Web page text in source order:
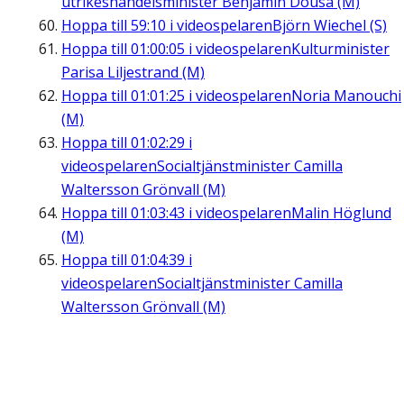
Hoppa till 59:10 i videospelarenBjörn Wiechel (S)
Hoppa till 01:00:05 i videospelarenKulturminister
Parisa Liljestrand (M)
Hoppa till 01:01:25 i videospelarenNoria Manouchi
(M)
Hoppa till 01:02:29 i
videospelarenSocialtjänstminister Camilla
Waltersson Grönvall (M)
Hoppa till 01:03:43 i videospelarenMalin Höglund
(M)
Hoppa till 01:04:39 i
videospelarenSocialtjänstminister Camilla
Waltersson Grönvall (M)